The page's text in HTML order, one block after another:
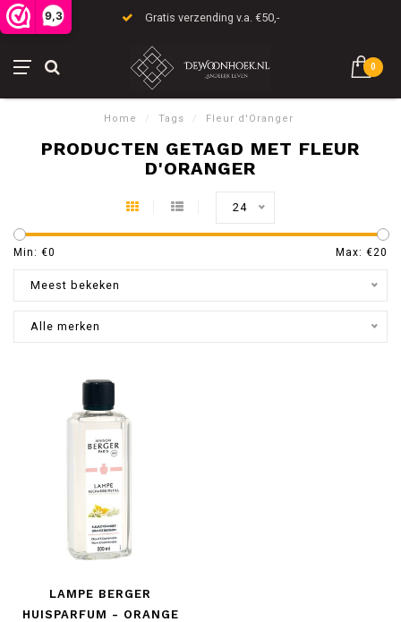
9,3 Gratis verzending v.a. €50,-
0
Home / Tags / Fleur d'Oranger
PRODUCTEN GETAGD MET FLEUR
D'ORANGER
24
Min: €0 Max: €20
Meest bekeken
Alle merken
LAMPE BERGER
HUISPARFUM - ORANGE